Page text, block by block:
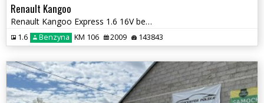
Renault Kangoo
Renault Kangoo Express 1.6 16V benzyna/ Klimatyzacja/2009r
1.6 Benzyna KM 106 2009 143843